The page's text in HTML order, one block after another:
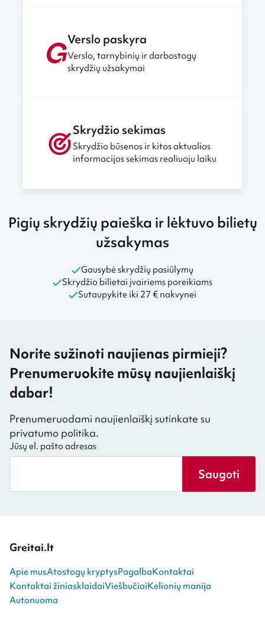
Verslo paskyra
Verslo, tarnybinių ir darbostogų
skrydžių užsakymai
Skrydžio sekimas
Skrydžio būsenos ir kitos aktualios
informacijos sekimas realiuoju laiku
Pigių skrydžių paieška ir lėktuvo bilietų
užsakymas
Gausybė skrydžių pasiūlymų
Skrydžio bilietai įvairiems poreikiams
Sutaupykite iki 27 € nakvynei
Norite sužinoti naujienas pirmieji?
Prenumeruokite mūsų naujienlaiškį
dabar!
Prenumeruodami naujienlaiškį sutinkate su
privatumo politika.
Jūsų el. pašto adresas
Saugoti
Greitai.lt
Apie musAtostogų kryptysPagalbaKontaktai
Kontaktai žiniasklaidaiViešbučiaiKelionių manija
Autonuoma